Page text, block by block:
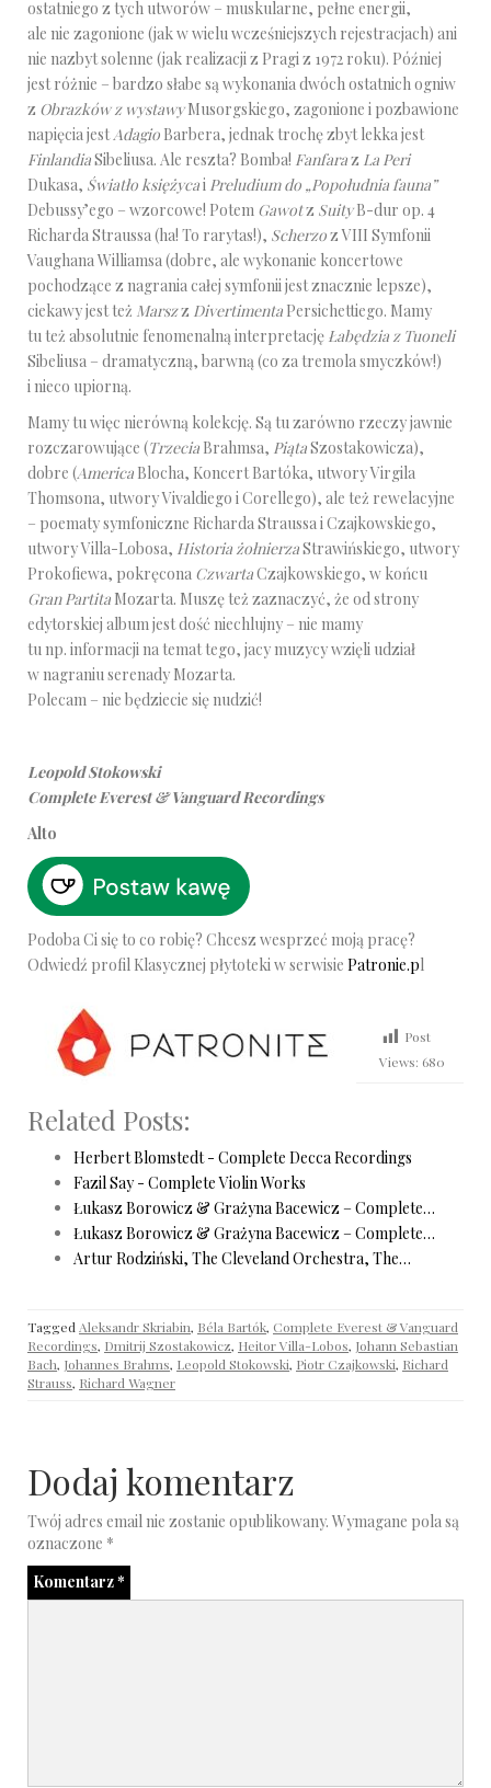
ostatniego z tych utworów – muskularne, pełne energii,
ale nie zagonione (jak w wielu wcześniejszych rejestracjach) ani
nie nazbyt solenne (jak realizacji z Pragi z 1972 roku). Później
jest różnie – bardzo słabe są wykonania dwóch ostatnich ogniw
z Obrazków z wystawyMusorgskiego, zagonione i pozbawione
napięcia jestAdagio Barbera, jednak trochę zbyt lekka jest
FinlandiaSibeliusa. Ale reszta? Bomba! Fanfaraz La Peri
Dukasa, Światło księżycai Preludium do „Popołudnia fauna”
Debussy’ego – wzorcowe! Potem Gawotz SuityB-dur op. 4
Richarda Straussa (ha! To rarytas!), Scherzoz VIII Symfonii
Vaughana Williamsa (dobre, ale wykonanie koncertowe
pochodzące z nagrania całej symfonii jest znacznie lepsze),
ciekawy jest też Marszz Divertimenta Persichettiego. Mamy
tu też absolutnie fenomenalną interpretację Łabędzia z Tuoneli
Sibeliusa – dramatyczną, barwną (co za tremola smyczków!)
i nieco upiorną.
Mamy tu więc nierówną kolekcję. Są tu zarówno rzeczy jawnie
rozczarowujące (Trzecia Brahmsa, PiątaSzostakowicza),
dobre (America Blocha, Koncert Bartóka, utwory Virgila
Thomsona, utwory Vivaldiego i Corellego), ale też rewelacyjne
– poematy symfoniczne Richarda Straussa i Czajkowskiego,
utwory Villa-Lobosa, Historia żołnierzaStrawińskiego, utwory
Prokofiewa, pokręcona CzwartaCzajkowskiego, w końcu
Gran Partita Mozarta. Muszę też zaznaczyć, że od strony
edytorskiej album jest dość niechlujny – nie mamy
tu np. informacji na temat tego, jacy muzycy wzięli udział
w nagraniu serenady Mozarta.
Polecam – nie będziecie się nudzić!
Leopold Stokowski
Complete Everest & Vanguard Recordings
Alto
Podoba Ci się to co robię? Chcesz wesprzeć moją pracę?
Odwiedź profil Klasycznej płytoteki w serwisie Patronie.pl
Post
Views: 680
Related Posts:
Herbert Blomstedt - Complete Decca Recordings
Fazil Say - Complete Violin Works
Łukasz Borowicz & Grażyna Bacewicz – Complete…
Łukasz Borowicz & Grażyna Bacewicz – Complete…
Artur Rodziński, The Cleveland Orchestra, The…
Tagged Aleksandr Skriabin, Béla Bartók, Complete Everest & Vanguard
Recordings, Dmitrij Szostakowicz, Heitor Villa-Lobos, Johann Sebastian
Bach, Johannes Brahms, Leopold Stokowski, Piotr Czajkowski, Richard
Strauss, Richard Wagner
Dodaj komentarz
Twój adres email nie zostanie opublikowany. Wymagane pola są
oznaczone *
Komentarz*